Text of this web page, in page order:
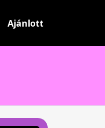
Ajánlott